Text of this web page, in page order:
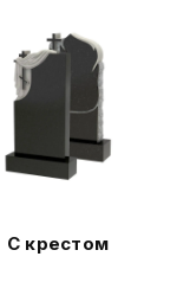
С крестом